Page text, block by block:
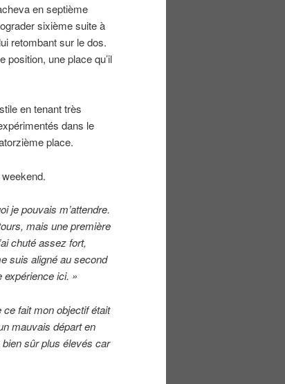
en septième
sixième suite à
retombant sur le dos.
une place qu’il
en tenant très
dans le
place.
je pouvais m’attendre.
mais une première
chuté assez fort,
suis aligné au second
expérience ici. »
ce fait mon objectif était
mauvais départ en
sûr plus élevés car